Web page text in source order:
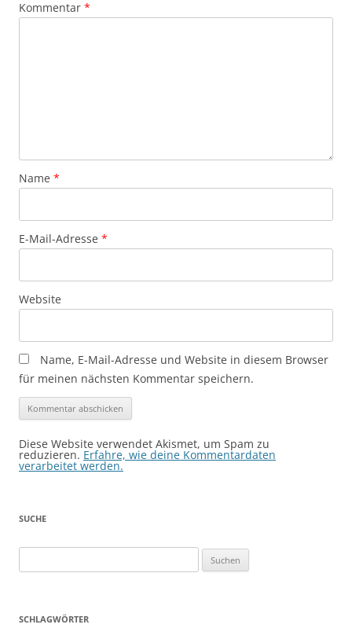
Kommentar *
Name *
E-Mail-Adresse *
Website
Name, E-Mail-Adresse und Website in diesem Browser
für meinen nächsten Kommentar speichern.
Diese Website verwendet Akismet, um Spam zu
reduzieren. Erfahre, wie deine Kommentardaten
verarbeitet werden.
SUCHE
nach:
SCHLAGWÖRTER